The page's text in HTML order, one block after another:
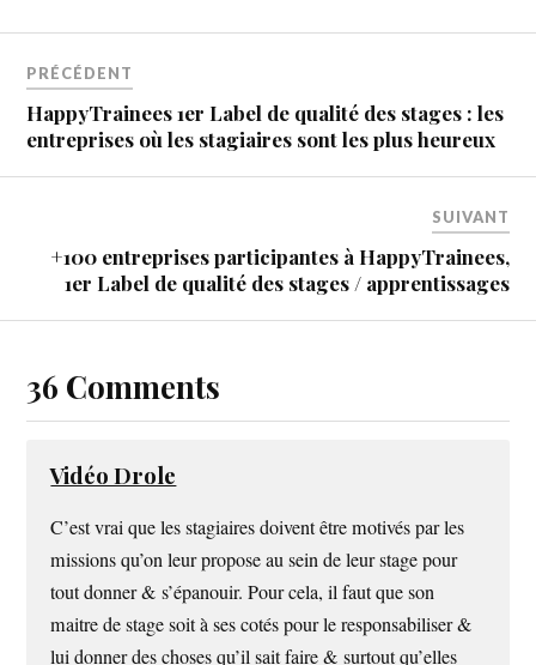
PRÉCÉDENT
HappyTrainees 1er Label de qualité des stages : les
entreprises où les stagiaires sont les plus heureux
SUIVANT
+100 entreprises participantes à HappyTrainees,
1er Label de qualité des stages / apprentissages
36 Comments
Vidéo Drole
C’est vrai que les stagiaires doivent être motivés par les
missions qu’on leur propose au sein de leur stage pour
tout donner & s’épanouir. Pour cela, il faut que son
maitre de stage soit à ses cotés pour le responsabiliser &
lui donner des choses qu’il sait faire & surtout qu’elles